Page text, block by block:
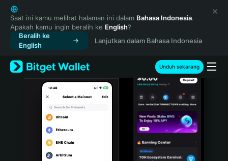
English
日本語
Tiếng Việt
Русский
Español (Latinoamérica)
Türkçe
Italiano
Português (Portugal)
Bahasa Indonesia
Saat ini kamu melihat halaman ini dalam Bahasa Indonesia.
Apakah kamu ingin beralih ke English?
Beralih ke
English
Lanjutkan dalam Bahasa Indonesia
Unduh sekarang